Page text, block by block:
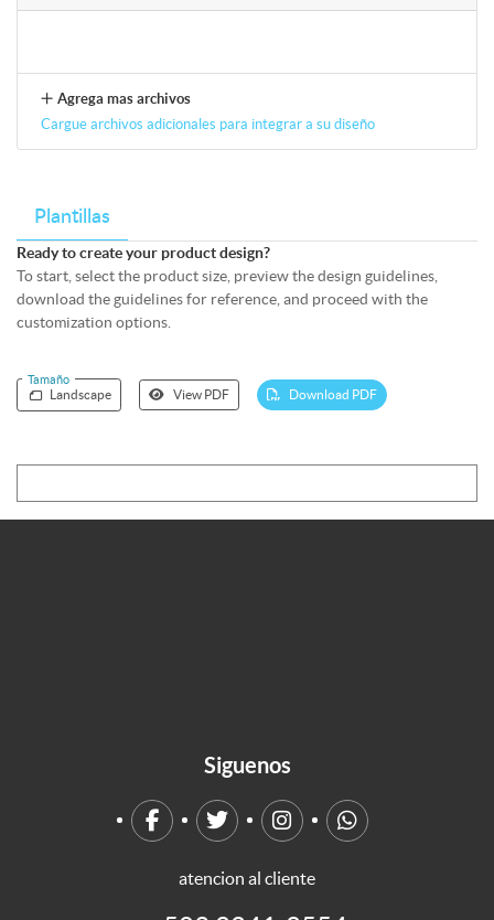
Plantillas
Ready to create your product design?
To start, select the product size, preview the design guidelines,
download the guidelines for reference, and proceed with the
customization options.
Tamaño
Landscape View PDF Download PDF
Agrega mas archivos
Cargue archivos adicionales para integrar a su diseño
Siguenos
atencion al cliente